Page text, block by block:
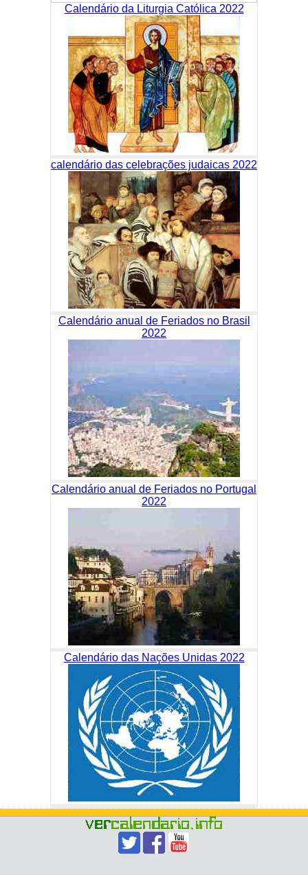
Calendário da Liturgia Católica 2022
calendário das celebrações judaicas 2022
Calendário anual de Feriados no Brasil
2022
Calendário anual de Feriados no Portugal
2022
Calendário das Nações Unidas 2022